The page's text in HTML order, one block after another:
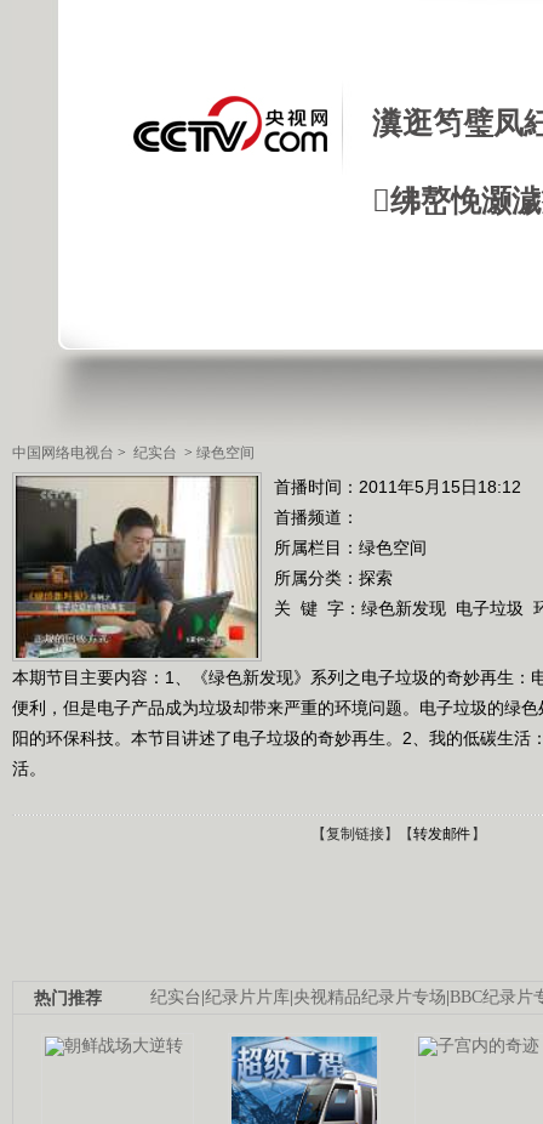
瀵逛笉璧凤
绋嶅悗灏
中国网络电视台 > 纪实台 > 绿色空间
首播时间：2011年5月15日18:12
首播频道：
所属栏目： 绿色空间
所属分类：探索
关 键 字： 绿色新发现 电子垃圾
本期节目主要内容：1、《绿色新发现》系列之电子垃圾的奇妙再生：
便利，但是电子产品成为垃圾却带来严重的环境问题。电子垃圾的绿
阳的环保科技。本节目讲述了电子垃圾的奇妙再生。2、我的低碳生活
活。
【复制链接】【转发邮件】
纪实台|纪录片片库|央视精品纪录片专场|BBC纪录片
热门推荐